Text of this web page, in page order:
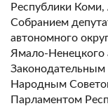
Республики
Собранием
автономного
Ямало-Ненецкого
Законодательным
Народным
Парламентом